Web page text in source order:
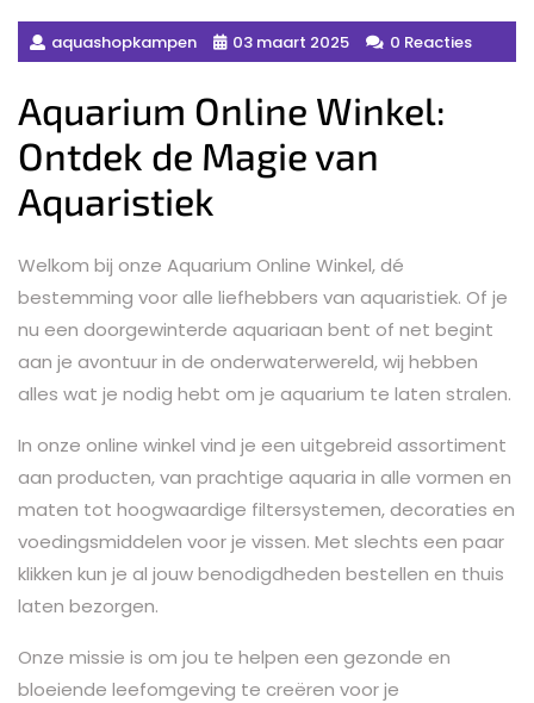
aquashopkampen 03 maart 2025 0 Reacties
Aquarium Online Winkel:
Ontdek de Magie van
Aquaristiek
Welkom bij onze Aquarium Online Winkel, dé
bestemming voor alle liefhebbers van aquaristiek. Of je
nu een doorgewinterde aquariaan bent of net begint
aan je avontuur in de onderwaterwereld, wij hebben
alles wat je nodig hebt om je aquarium te laten stralen.
In onze online winkel vind je een uitgebreid assortiment
aan producten, van prachtige aquaria in alle vormen en
maten tot hoogwaardige filtersystemen, decoraties en
voedingsmiddelen voor je vissen. Met slechts een paar
klikken kun je al jouw benodigdheden bestellen en thuis
laten bezorgen.
Onze missie is om jou te helpen een gezonde en
bloeiende leefomgeving te creëren voor je